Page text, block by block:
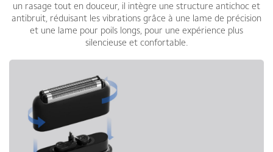
un rasage tout en douceur, il intègre une structure antichoc et
antibruit, réduisant les vibrations grâce à une lame de précision
et une lame pour poils longs, pour une expérience plus
silencieuse et confortable.